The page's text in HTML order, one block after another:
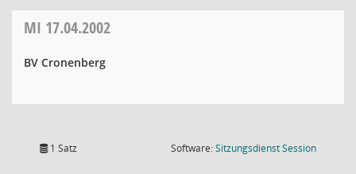
MI 17.04.2002
BV Cronenberg
1 Satz Software:SitzungsdienstSession(Wird in